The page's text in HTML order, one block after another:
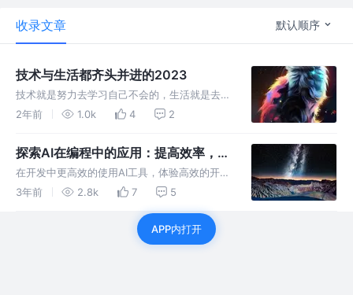
收录文章 默认顺序
技术与生活都齐头并进的2023
技术就是努力去学习自己不会的，生活就是去用
心去热爱所爱的，希望大家也能找到自己的更多
2年前 1.0k 4 2
探索AI在编程中的应用：提高效率，解
放创造力
在开发中更高效的使用AI工具，体验高效的开发
效率，哪里不会点哪里，但是一定要有自己的思
3年前 2.8k 7 5
APP内打开